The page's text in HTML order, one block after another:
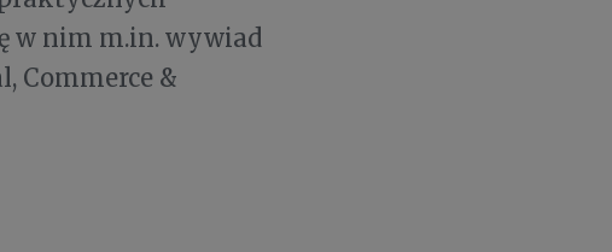
w nim m.in. wywiad
Commerce &